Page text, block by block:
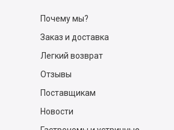
Почему мы?
Заказ и доставка
Легкий возврат
Отзывы
Поставщикам
Новости